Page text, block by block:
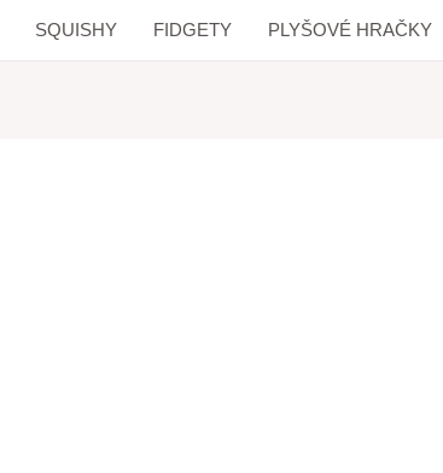
SQUISHY FIDGETY PLYŠOVÉ HRAČKY